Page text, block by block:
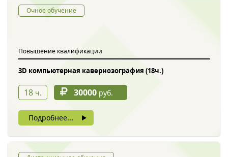
Очное обучение
Повышение квалификации
3D компьютерная кавернозография (18ч.)
18 ч. 30000 руб.
Подробнее...